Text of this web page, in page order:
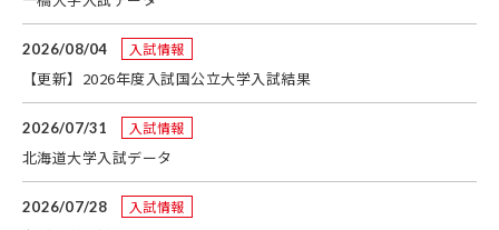
2026/08/04 入試情報
【更新】2026年度入試国公立大学入試結果
2026/07/31 入試情報
北海道大学入試データ
2026/07/28 入試情報